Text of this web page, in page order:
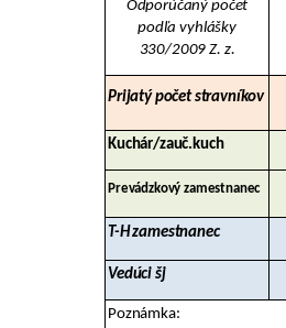
Odporúčaný počet
podľa vyhlášky
330/2009 Z. z.
Prijatý počet stravníkov
Kuchár/zauč.kuch
Prevádzkový zamestnanec
T-H zamestnanec
Vedúci šj
Poznámka: